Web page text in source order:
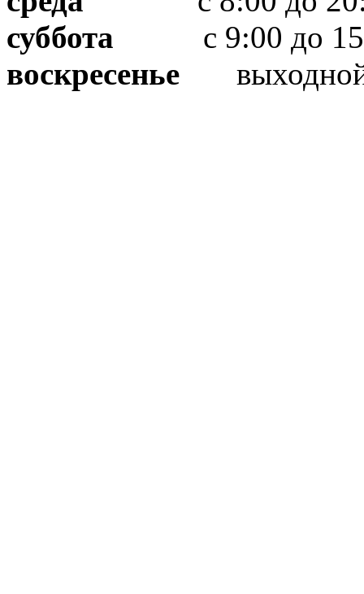
суббота с 9:00 до
воскресенье